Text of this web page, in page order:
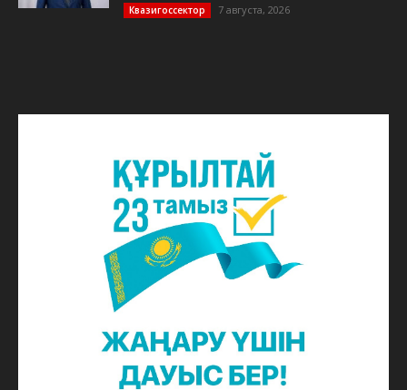
Квазигоссектор 7 августа, 2026